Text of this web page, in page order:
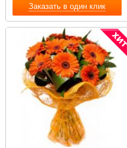
Заказать в один клик